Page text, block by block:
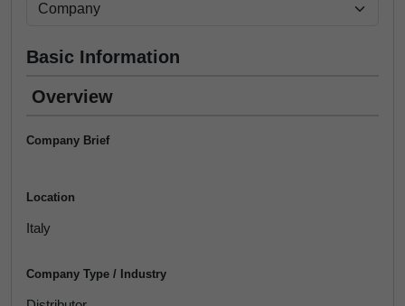
Basic Information
Overview
Company Brief
Location
Italy
Company Type / Industry